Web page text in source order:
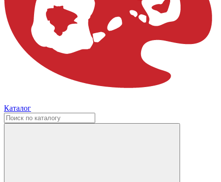
Каталог